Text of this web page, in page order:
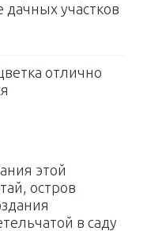
участков
отлично
этой
остров
в саду